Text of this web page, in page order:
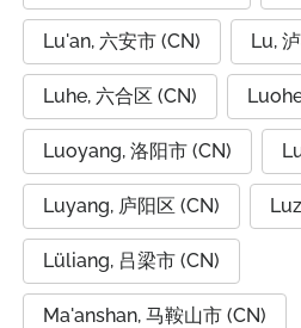
Lu'an, 六安市 (CN) Lu,
Luhe, 六合区 (CN)
Luoyang, 洛阳市 (CN)
Luyang, 庐阳区 (CN)
Lüliang, 吕梁市 (CN)
Ma'anshan, 马鞍山市 (CN)